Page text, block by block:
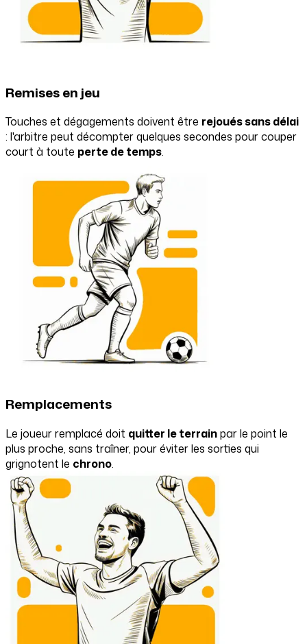
Remises en jeu
Touches et dégagements doivent être rejoués sans délai
: l'arbitre peut décompter quelques secondes pour couper
court à toute perte de temps.
Remplacements
Le joueur remplacé doit quitter le terrainpar le point le
plus proche, sans traîner, pour éviter les sorties qui
grignotent le chrono.